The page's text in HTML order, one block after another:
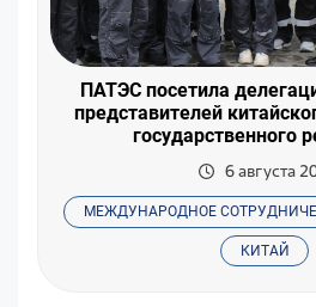
ПАТЭС посетила
представителей
государственного
6 августа
МЕЖДУНАРОДНОЕ
КИТАЙ